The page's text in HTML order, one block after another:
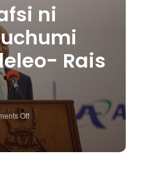
ni
Rais
Off
On
Sekta
Binafsi
Ni